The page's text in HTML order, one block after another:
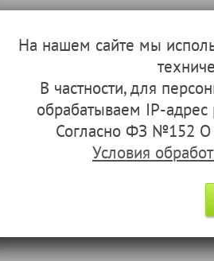
На нашем сайте мы
В частности, для
обрабатываем IP-
Согласно ФЗ №152 О
Условия